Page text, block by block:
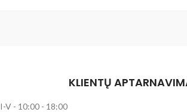
KLIENTŲ
I-V - 10:00 - 18:00